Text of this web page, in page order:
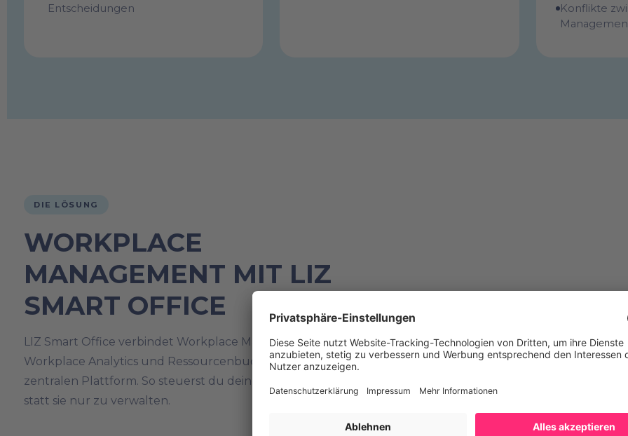
Entscheidungen
Konflikte
DIE LÖSUNG
WORKPLACE
MANAGEMENT MIT LIZ
SMART OFFICE
LIZ Smart Office verbindet Workplace Management,
Workplace Analytics und Ressourcenbuchung in einer
zentralen Plattform. So steuerst du deine Büroflächen aktiv,
statt sie nur zu verwalten.
STEUERBAREN
belegungsbasierte